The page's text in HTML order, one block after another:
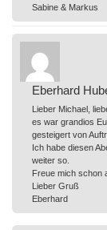
Sabine & Markus
Eberhard
Lieber Michael,
es war grandios
gesteigert von
Ich habe diesen
weiter so.
Freue mich schon
Lieber Gruß
Eberhard